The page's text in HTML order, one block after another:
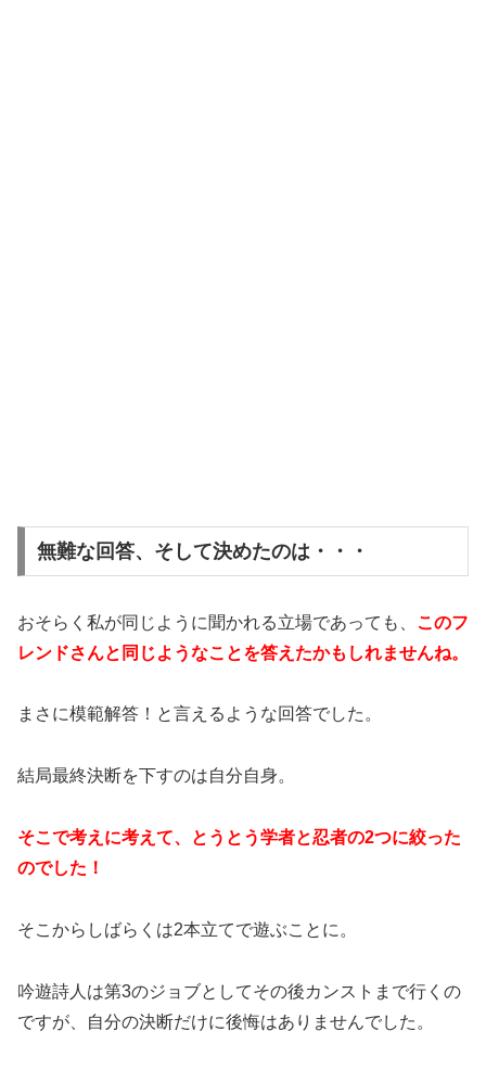
無難な回答、そして決めたのは・・・
おそらく私が同じように聞かれる立場であっても、 このフ
レンドさんと同じようなことを答えたかもしれませんね。
まさに模範解答！と言えるような回答でした。
結局最終決断を下すのは自分自身。
そこで考えに考えて、とうとう学者と忍者の2つに絞った
のでした！
そこからしばらくは2本立てで遊ぶことに。
吟遊詩人は第3のジョブとしてその後カンストまで行くの
ですが、自分の決断だけに後悔はありませんでした。